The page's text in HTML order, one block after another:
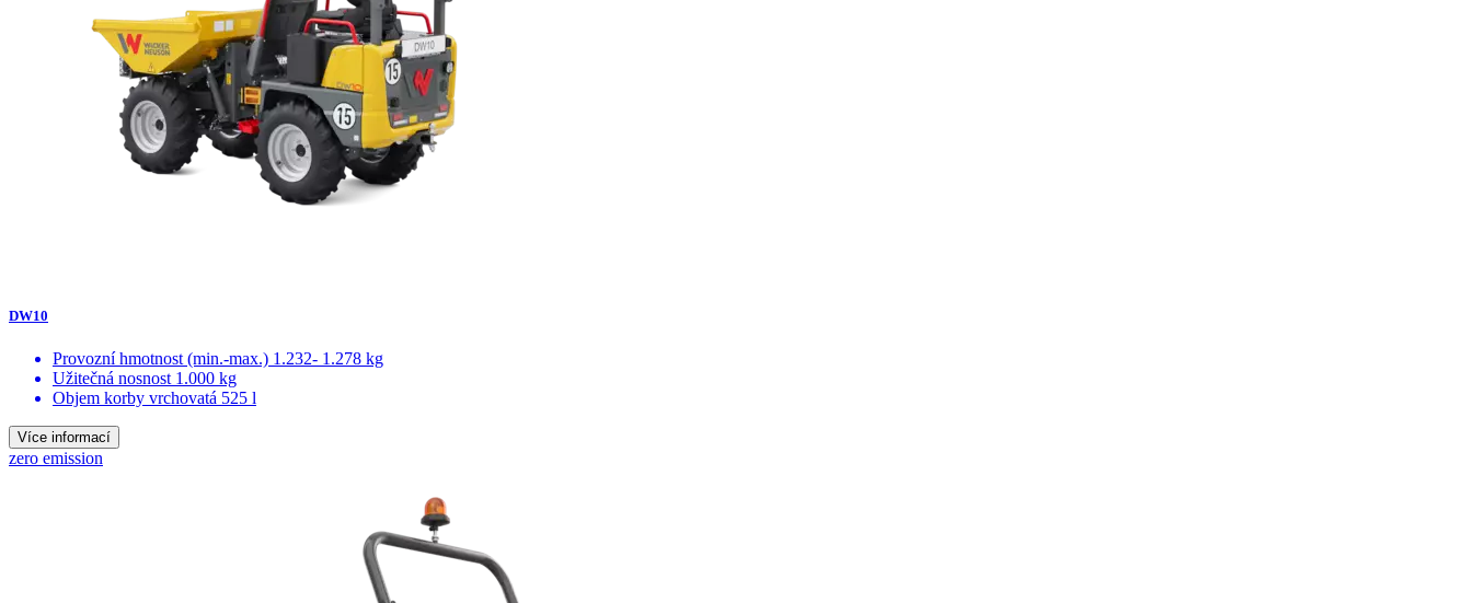
DW10
Provozní hmotnost (min.-max.) 1.232- 1.278 kg
Užitečná nosnost 1.000 kg
Objem korby vrchovatá 525 l
Více informací
zero emission